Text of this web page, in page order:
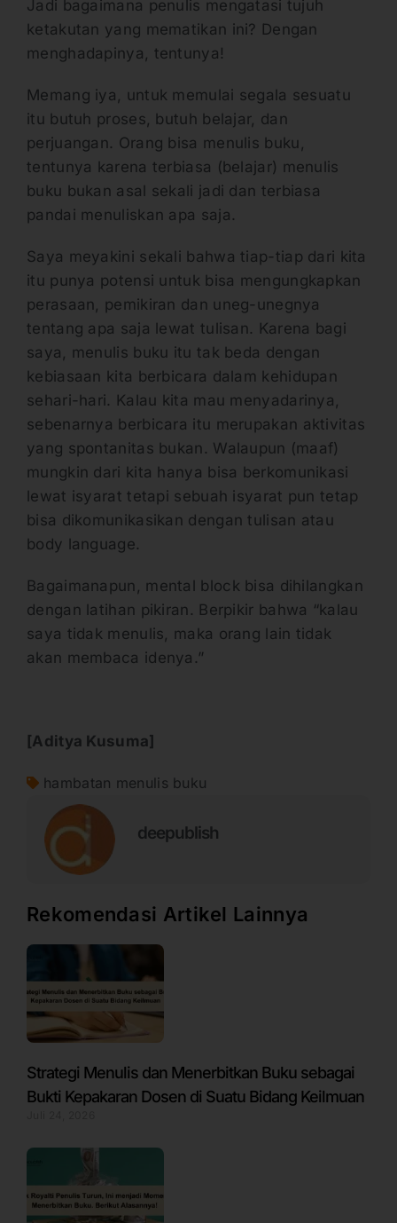
Jadi bagaimana penulis mengatasi tujuh
ketakutan yang mematikan ini? Dengan
menghadapinya, tentunya!
Memang iya, untuk memulai segala sesuatu
itu butuh proses, butuh belajar, dan
perjuangan. Orang bisa menulis buku,
tentunya karena terbiasa (belajar) menulis
buku bukan asal sekali jadi dan terbiasa
pandai menuliskan apa saja.
Saya meyakini sekali bahwa tiap-tiap dari kita
itu punya potensi untuk bisa mengungkapkan
perasaan, pemikiran dan uneg-unegnya
tentang apa saja lewat tulisan. Karena bagi
saya, menulis buku itu tak beda dengan
kebiasaan kita berbicara dalam kehidupan
sehari-hari. Kalau kita mau menyadarinya,
sebenarnya berbicara itu merupakan aktivitas
yang spontanitas bukan. Walaupun (maaf)
mungkin dari kita hanya bisa berkomunikasi
lewat isyarat tetapi sebuah isyarat pun tetap
bisa dikomunikasikan dengan tulisan atau
body language.
Bagaimanapun, mental block bisa dihilangkan
dengan latihan pikiran. Berpikir bahwa “kalau
saya tidak menulis, maka orang lain tidak
akan membaca idenya.”
[Aditya Kusuma]
hambatan menulis buku
deepublish
Rekomendasi Artikel Lainnya
Strategi Menulis dan Menerbitkan Buku sebagai
Bukti Kepakaran Dosen di Suatu Bidang Keilmuan